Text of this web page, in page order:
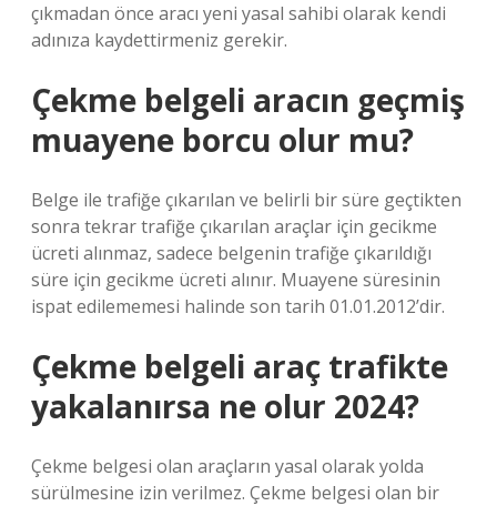
çıkmadan önce aracı yeni yasal sahibi olarak kendi
adınıza kaydettirmeniz gerekir.
Çekme belgeli aracın geçmiş
muayene borcu olur mu?
Belge ile trafiğe çıkarılan ve belirli bir süre geçtikten
sonra tekrar trafiğe çıkarılan araçlar için gecikme
ücreti alınmaz, sadece belgenin trafiğe çıkarıldığı
süre için gecikme ücreti alınır. Muayene süresinin
ispat edilememesi halinde son tarih 01.01.2012’dir.
Çekme belgeli araç trafikte
yakalanırsa ne olur 2024?
Çekme belgesi olan araçların yasal olarak yolda
sürülmesine izin verilmez. Çekme belgesi olan bir